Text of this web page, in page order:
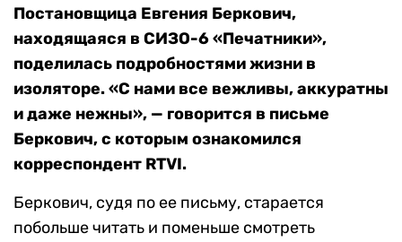
Постановщица Евгения Беркович,
находящаяся в СИЗО-6 «Печатники»,
поделилась подробностями жизни в
изоляторе. «С нами все вежливы, аккуратны
и даже нежны», — говорится в письме
Беркович, с которым ознакомился
корреспондент RTVI.
Беркович, судя по ее письму, старается
побольше читать и поменьше смотреть